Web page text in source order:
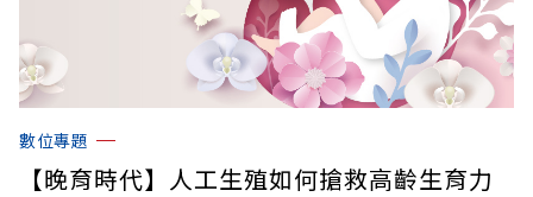
數位專題
【晚育時代】人工生殖如何搶救高齡生育力